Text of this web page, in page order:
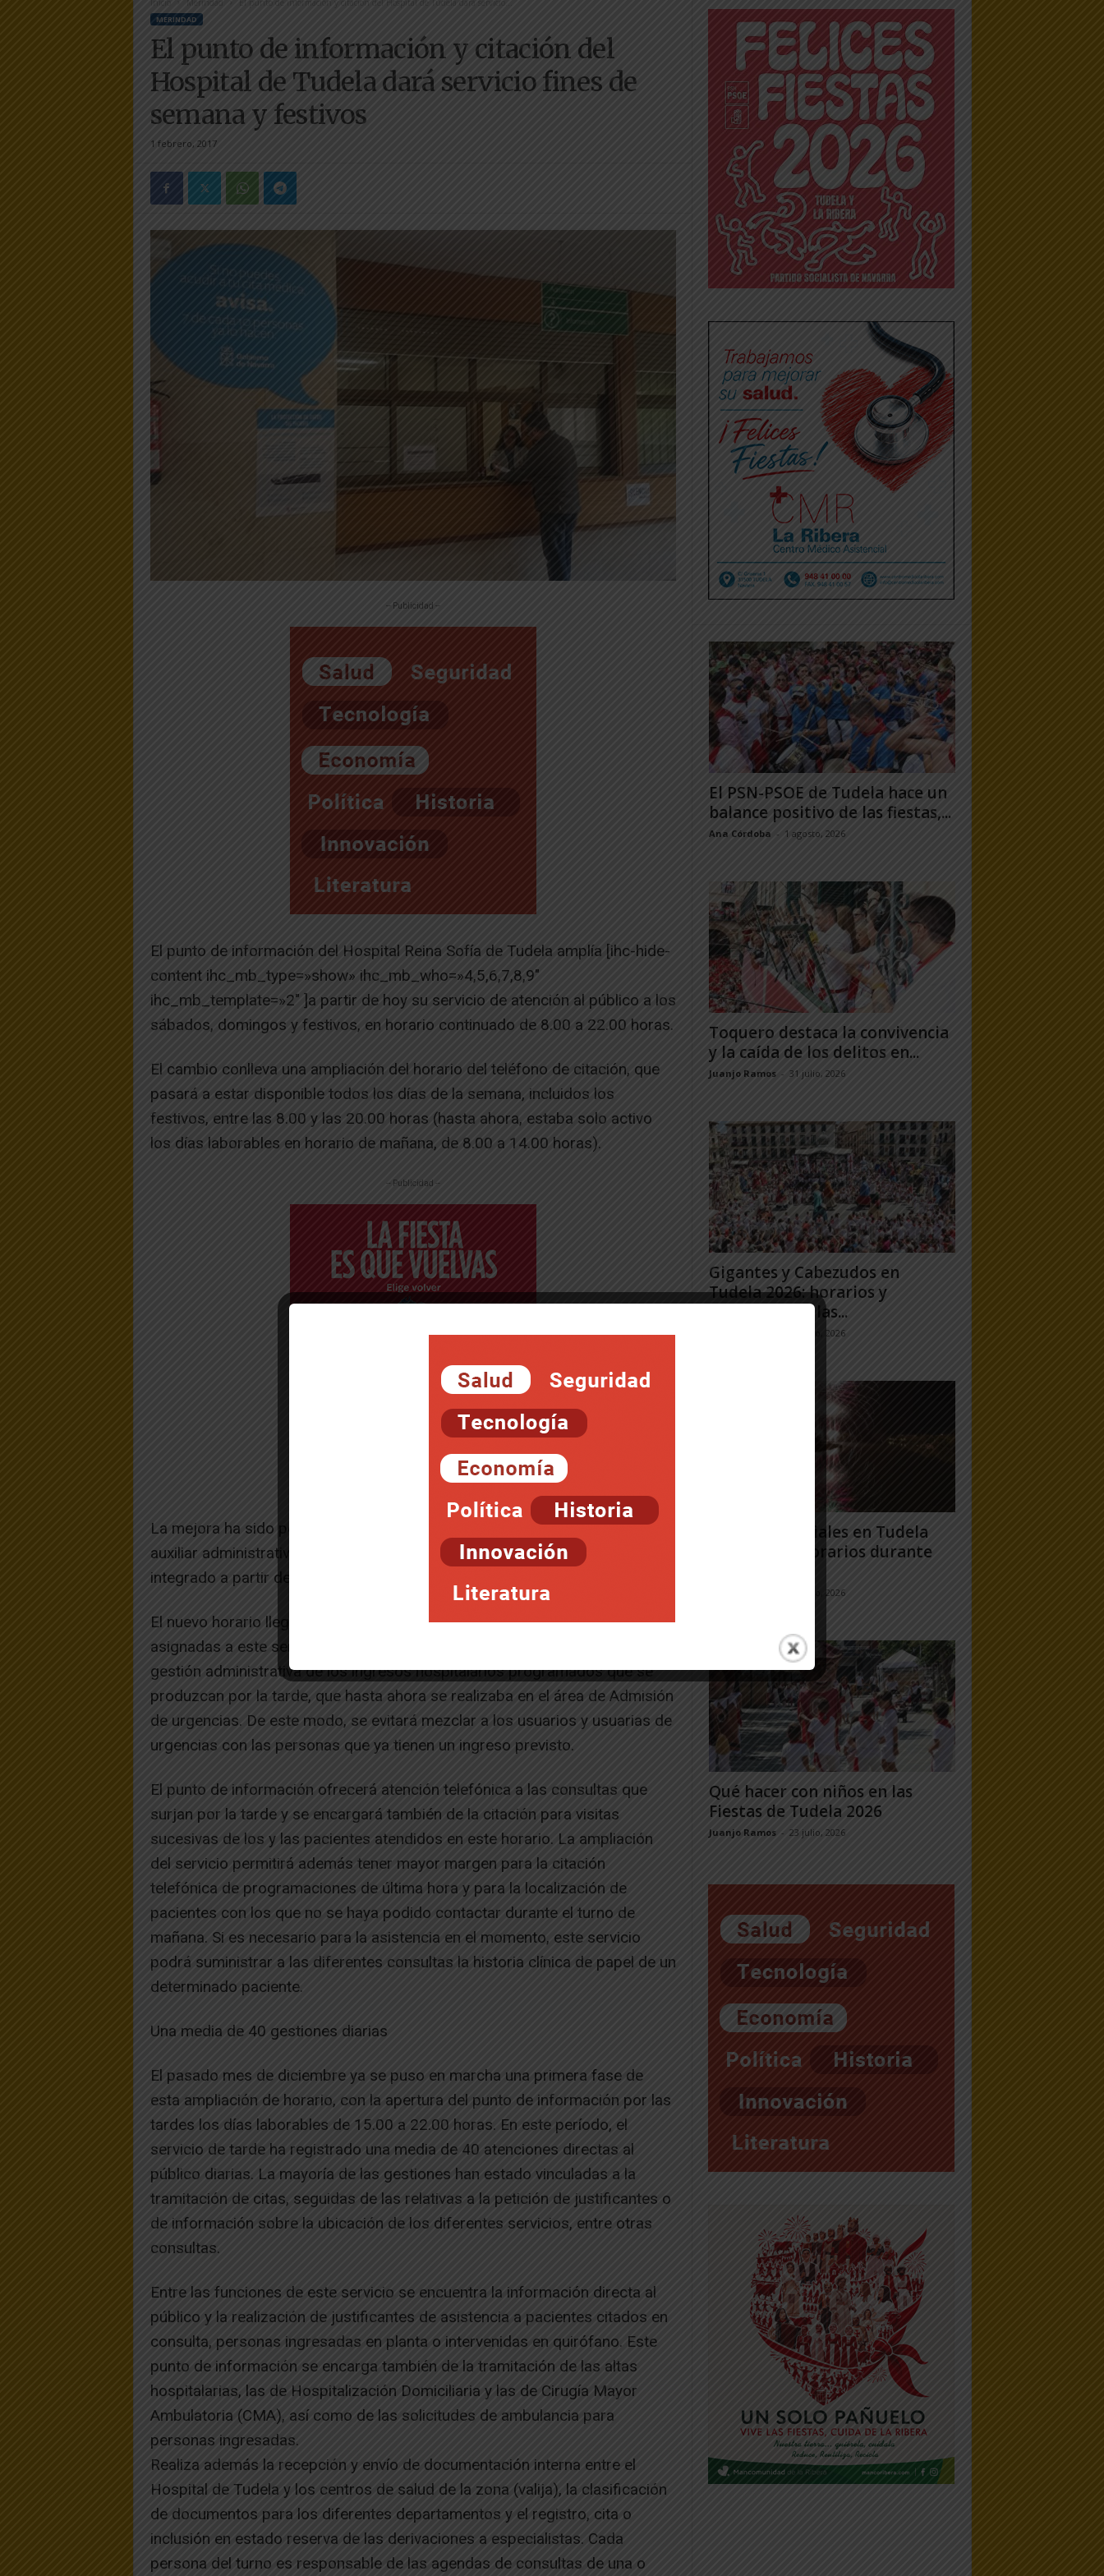
Merindad El punto de información y citación del Hospital de Tudela dará servicio...
MERINDAD
El punto de información y citación del
Hospital de Tudela dará servicio fines de
semana y festivos
1 febrero, 2017
-- Publicidad --
El punto de información del Hospital Reina Sofía de Tudela amplía [ihc-hide-
content ihc_mb_type=»show» ihc_mb_who=»4,5,6,7,8,9″
ihc_mb_template=»2″ ]a partir de hoy su servicio de atención al público a los
sábados, domingos y festivos, en horario continuado de 8.00 a 22.00 horas.
El cambio conlleva una ampliación del horario del teléfono de citación, que
pasará a estar disponible todos los días de la semana, incluidos los
festivos, entre las 8.00 y las 20.00 horas (hasta ahora, estaba solo activo
los días laborables en horario de mañana, de 8.00 a 14.00 horas).
-- Publicidad --
La mejora ha sido posible gracias a la incorporación de un puesto de
auxiliar administrativo al equipo que trabaja en este punto de información,
integrado a partir de ahora por un total de cuatro personas.
El nuevo horario llega acompañado de una ampliación de las funciones
asignadas a este servicio de atención al público, entre las que destaca la
gestión administrativa de los ingresos hospitalarios programados que se
produzcan por la tarde, que hasta ahora se realizaba en el área de Admisión
de urgencias. De este modo, se evitará mezclar a los usuarios y usuarias de
urgencias con las personas que ya tienen un ingreso previsto.
El punto de información ofrecerá atención telefónica a las consultas que
surjan por la tarde y se encargará también de la citación para visitas
sucesivas de los y las pacientes atendidos en este horario. La ampliación
del servicio permitirá además tener mayor margen para la citación
telefónica de programaciones de última hora y para la localización de
pacientes con los que no se haya podido contactar durante el turno de
mañana. Si es necesario para la asistencia en el momento, este servicio
podrá suministrar a las diferentes consultas la historia clínica de papel de un
determinado paciente.
Una media de 40 gestiones diarias
El pasado mes de diciembre ya se puso en marcha una primera fase de
esta ampliación de horario, con la apertura del punto de información por las
tardes los días laborables de 15.00 a 22.00 horas. En este período, el
servicio de tarde ha registrado una media de 40 atenciones directas al
público diarias. La mayoría de las gestiones han estado vinculadas a la
tramitación de citas, seguidas de las relativas a la petición de justificantes o
de información sobre la ubicación de los diferentes servicios, entre otras
consultas.
Entre las funciones de este servicio se encuentra la información directa al
público y la realización de justificantes de asistencia a pacientes citados en
consulta, personas ingresadas en planta o intervenidas en quirófano. Este
punto de información se encarga también de la tramitación de las altas
hospitalarias, las de Hospitalización Domiciliaria y las de Cirugía Mayor
Ambulatoria (CMA), así como de las solicitudes de ambulancia para
personas ingresadas.
Realiza además la recepción y envío de documentación interna entre el
Hospital de Tudela y los centros de salud de la zona (valija), la clasificación
de documentos para los diferentes departamentos y el registro, cita o
inclusión en estado reserva de las derivaciones a especialistas. Cada
persona del turno es responsable de las agendas de consultas de una o
El PSN-PSOE de Tudela hace un
balance positivo de las fiestas,...
Ana Córdoba - 1 agosto, 2026
Toquero destaca la convivencia
y la caída de los delitos en...
Juanjo Ramos - 31 julio, 2026
Gigantes y Cabezudos en
Tudela 2026: horarios y
recorridos en las...
25 julio, 2026
Fuegos artificiales en Tudela
2026: días y horarios durante
24 julio, 2026
Qué hacer con niños en las
Fiestas de Tudela 2026
Juanjo Ramos - 23 julio, 2026